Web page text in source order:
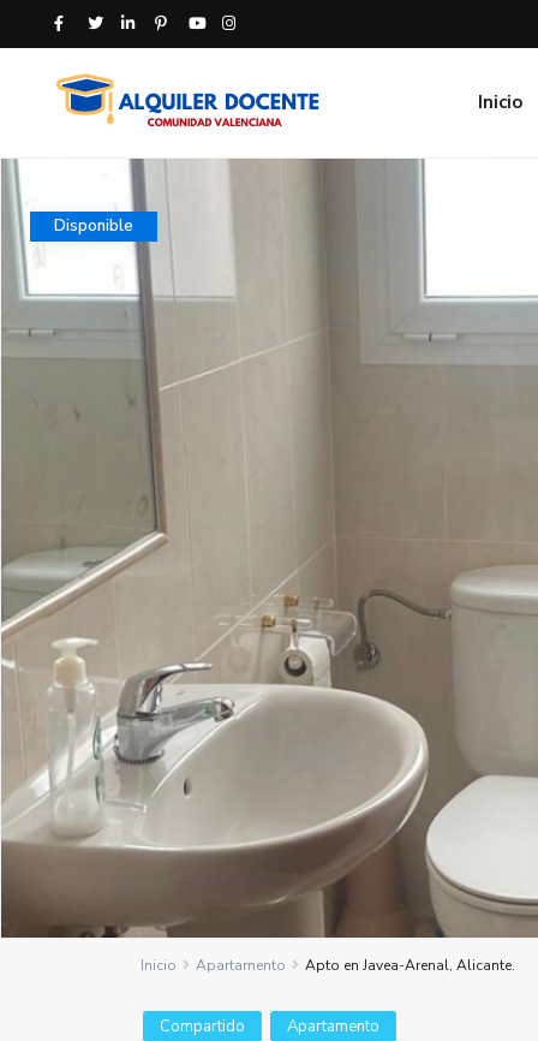
Inicio
Disponible
Inicio Apartamento Apto en Javea-Arenal, Alicante.
Compartido Apartamento